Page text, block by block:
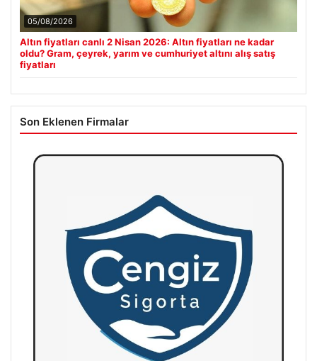
05/08/2026
Altın fiyatları canlı 2 Nisan 2026: Altın fiyatları ne kadar
oldu? Gram, çeyrek, yarım ve cumhuriyet altını alış satış
fiyatları
Son Eklenen Firmalar